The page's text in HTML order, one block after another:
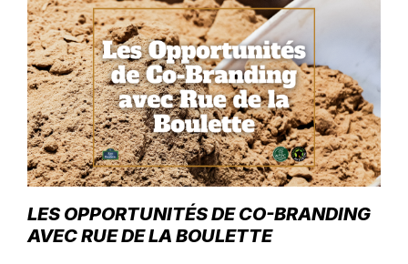
LES OPPORTUNITÉS DE CO-BRANDING
AVEC RUE DE LA BOULETTE